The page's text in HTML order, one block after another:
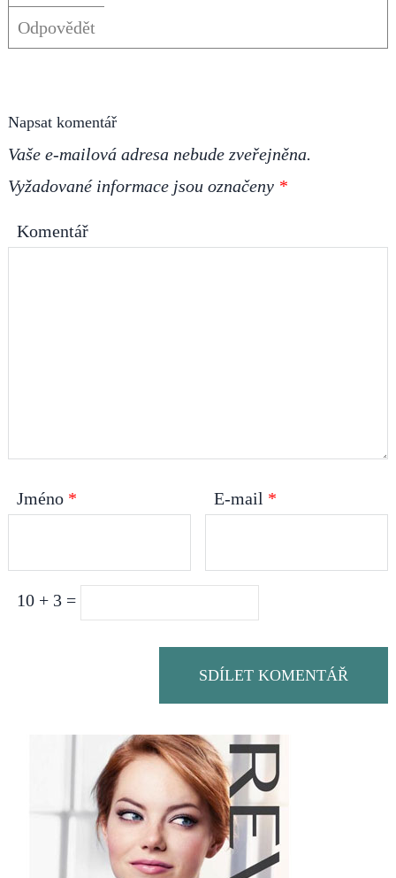
Odpovědět
Napsat komentář
Vaše e-mailová adresa nebude zveřejněna.
Vyžadované informace jsou označeny *
Komentář
Jméno * E-mail *
10 + 3 =